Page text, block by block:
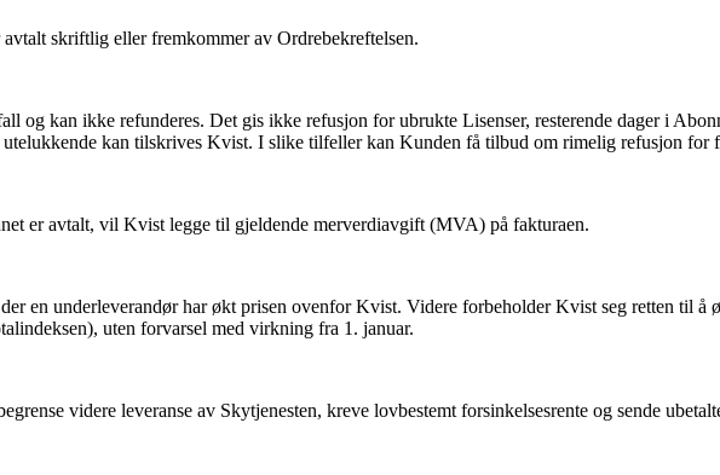
skriftlig eller fremkommer av Ordrebekreftelsen.
kan ikke refunderes. Det gis ikke refusjon for ubrukte Lisenser, resterende dager i
kan tilskrives Kvist. I slike tilfeller kan Kunden få tilbud om rimelig refusjon for
er avtalt, vil Kvist legge til gjeldende merverdiavgift (MVA) på fakturaen.
en underleverandør har økt prisen ovenfor Kvist. Videre forbeholder Kvist seg retten til å
uten forvarsel med virkning fra 1. januar.
videre leveranse av Skytjenesten, kreve lovbestemt forsinkelsesrente og sende